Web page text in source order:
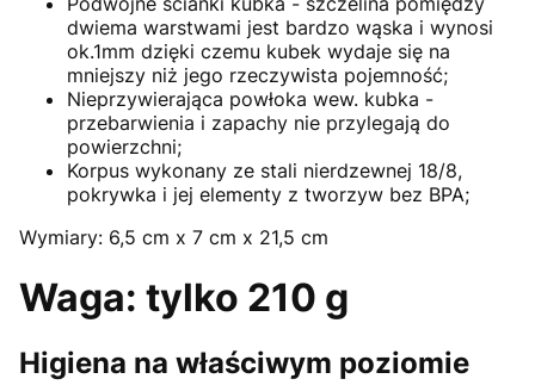
dwiema warstwami jest bardzo wąska i wynosi
ok.1mm dzięki czemu kubek wydaje się na
mniejszy niż jego rzeczywista pojemność;
Nieprzywierająca powłoka wew. kubka -
przebarwienia i zapachy nie przylegają do
powierzchni;
Korpus wykonany ze stali nierdzewnej 18/8,
pokrywka i jej elementy z tworzyw bez BPA;
Wymiary: 6,5 cm x 7 cm x 21,5 cm
Waga: tylko 210 g
Higiena na właściwym poziomie